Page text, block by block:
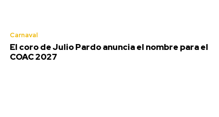
Carnaval
El coro de Julio Pardo anuncia el nombre para el
COAC 2027